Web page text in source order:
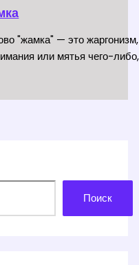
"жамка" — это
или мятья чего-
Поиск